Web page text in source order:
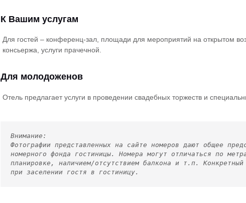
К Вашим услугам
Для гостей – конференц-зал, площади для мероприятий на открытом
консьержа, услуги прачечной.
Для молодоженов
Отель предлагает услуги в проведении свадебных торжеств и
Внимание:
Фотографии представленных на сайте номеров дают общее
номерного фонда гостиницы. Номера могут отличаться по
планировке, наличием/отсутствием балкона и т.п. Конкретный
при заселении гостя в гостиницу.